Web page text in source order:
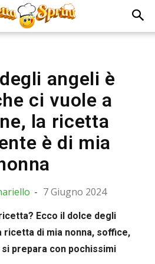
angeli è
ci vuole a
la ricetta
è di mia
- 7 Giugno 2024
Ecco il dolce degli
di mia nonna, soffice,
prepara con pochissimi